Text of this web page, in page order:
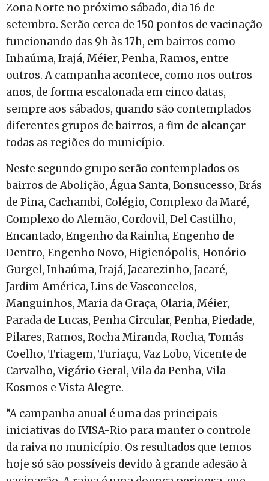
Zona Norte no próximo sábado, dia 16 de
setembro. Serão cerca de 150 pontos de vacinação
funcionando das 9h às 17h, em bairros como
Inhaúma, Irajá, Méier, Penha, Ramos, entre
outros. A campanha acontece, como nos outros
anos, de forma escalonada em cinco datas,
sempre aos sábados, quando são contemplados
diferentes grupos de bairros, a fim de alcançar
todas as regiões do município.
Neste segundo grupo serão contemplados os
bairros de Abolição, Água Santa, Bonsucesso, Brás
de Pina, Cachambi, Colégio, Complexo da Maré,
Complexo do Alemão, Cordovil, Del Castilho,
Encantado, Engenho da Rainha, Engenho de
Dentro, Engenho Novo, Higienópolis, Honório
Gurgel, Inhaúma, Irajá, Jacarezinho, Jacaré,
Jardim América, Lins de Vasconcelos,
Manguinhos, Maria da Graça, Olaria, Méier,
Parada de Lucas, Penha Circular, Penha, Piedade,
Pilares, Ramos, Rocha Miranda, Rocha, Tomás
Coelho, Triagem, Turiaçu, Vaz Lobo, Vicente de
Carvalho, Vigário Geral, Vila da Penha, Vila
Kosmos e Vista Alegre.
“A campanha anual é uma das principais
iniciativas do IVISA-Rio para manter o controle
da raiva no município. Os resultados que temos
hoje só são possíveis devido à grande adesão à